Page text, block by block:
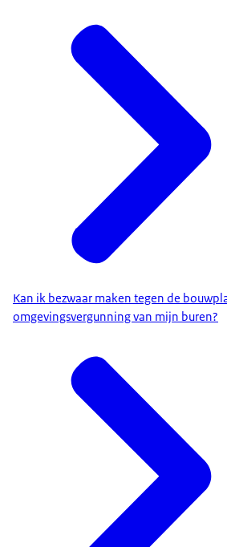
Kan ik bezwaar maken tegen de
omgevingsvergunning van mijn buren?